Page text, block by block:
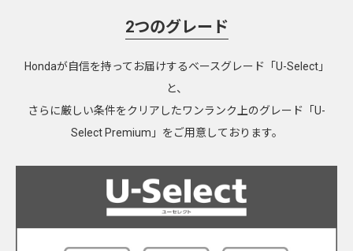
2つのグレード
Hondaが自信を持ってお届けするベースグレード「U-Select」
と、
さらに厳しい条件をクリアしたワンランク上のグレード「U-
Select Premium」をご用意しております。